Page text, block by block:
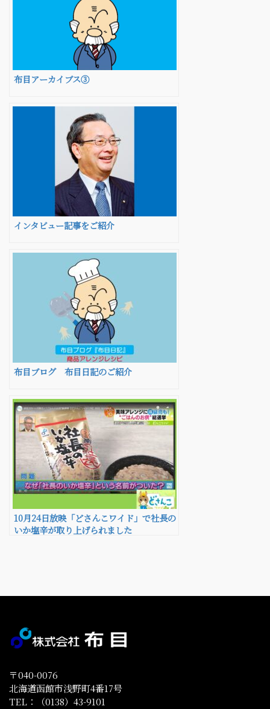
布目アーカイブス③
インタビュー記事をご紹介
布目ブログ 布目日記のご紹介
10月24日放映「どさんこワイド」で社長の
いか塩辛が取り上げられました
〒040-0076
北海道函館市浅野町4番17号
TEL：（0138）43-9101